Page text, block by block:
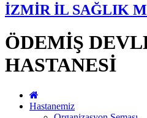
İZMİR İL SAĞLIK
ÖDEMİŞ
HASTANESİ
Hastanemiz